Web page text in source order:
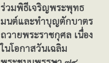
ร่วมพิธีเจริญพระพุทธ
มนต์และทำบุญตักบาตร
ถวายพระราชกุศล เนื่อง
ในโอกาสวันเฉลิม